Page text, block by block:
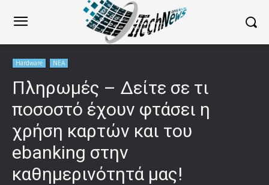
Hardware ΝΕΑ
Πληρωμές – Δείτε σε τι
ποσοστό έχουν φτάσει η
χρήση καρτών και του
ebanking στην
καθημερινότητά μας!